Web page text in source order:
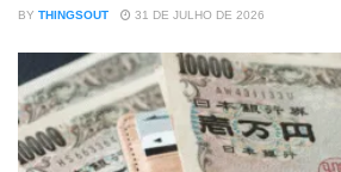
BY THINGSOUT 31 DE JULHO DE 2026